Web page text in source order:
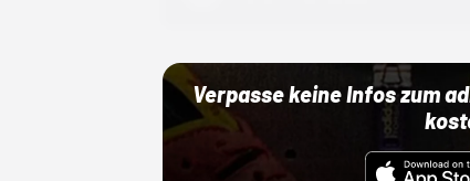
Verpasse keine Infos zum